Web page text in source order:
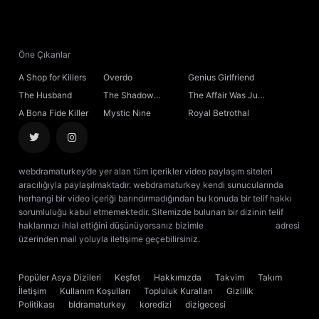
23. Bölüm
24. Bölüm
26. Bölüm
27. Bölüm
29. Bölüm
Öne Çıkanlar
A Shop for Killers Overdo
Genius Girlfriend
The Husband
The Shadow
Sovereign
The Affair Was Just
the Beginning
A Bona Fide Killer Mystic Nine Royal Betrothal
webdramaturkey’de yer alan tüm içerikler video paylaşım siteleri
aracılığıyla paylaşılmaktadır. webdramaturkey kendi sunucularında
herhangi bir video içeriği barındırmadığından bu konuda bir telif hakkı
sorumluluğu kabul etmemektedir. Sitemizde bulunan bir dizinin telif
haklarınızı ihlal ettiğini düşünüyorsanız bizimle
adresi
üzerinden mail yoluyla iletişime geçebilirsiniz.
Popüler Asya Dizileri Keşfet Hakkımızda Takvim
Takım
İletişim
Kullanım Koşulları Topluluk Kuralları
Gizlilik
Politikası
bldramaturkey koredizi
dizigecesi